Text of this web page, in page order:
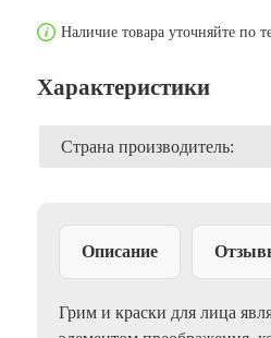
тела
"Аквагрим
(4
цвета)
Наличие товара уточняйте по
Характеристики
Страна производитель:
Описание
Грим и краски для лица